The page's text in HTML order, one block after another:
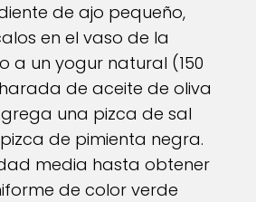
de ajo pequeño,
en el vaso de la
a un yogur natural (150
de aceite de oliva
una pizca de sal
de pimienta negra.
media hasta obtener
de color verde